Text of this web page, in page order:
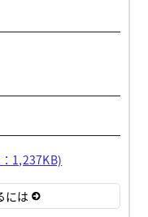
1,237KB)
には